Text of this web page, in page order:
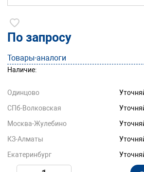
По запросу
Товары-аналоги
Наличие:
Одинцово
СПб-Волковская
Москва-Жулебино
КЗ-Алматы
Екатеринбург